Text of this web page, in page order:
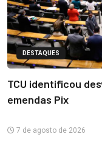
DESTAQUES
TCU identificou
emendas Pix
7 de agosto de 2026